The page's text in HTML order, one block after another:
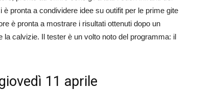
pronta a condividere idee su outifit per le prime gite
è pronta a mostrare i risultati ottenuti dopo un
calvizie. Il tester è un volto noto del programma: il
11 aprile